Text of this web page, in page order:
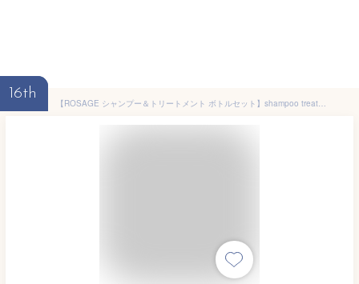
16th
【ROSAGE シャンプー＆トリートメント ボトルセット】shampoo treatment 美容室専売品 サロン専売品 ナイトケア 保湿 ダメージ補修 乾燥 パサつき ツヤ髪 艶髪 ギフト プレゼント